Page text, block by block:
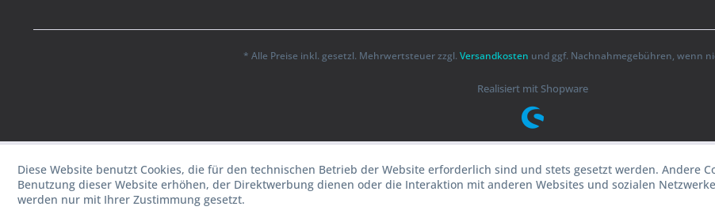
* Alle Preise inkl. gesetzl. Mehrwertsteuer zzgl. Versandkosten und ggf. Nachnahmegebühren, wenn
Realisiert mit Shopware
Diese Website benutzt Cookies, die für den technischen Betrieb der Website erforderlich sind und stets gesetzt werden. Andere
Benutzung dieser Website erhöhen, der Direktwerbung dienen oder die Interaktion mit anderen Websites und sozialen
werden nur mit Ihrer Zustimmung gesetzt.